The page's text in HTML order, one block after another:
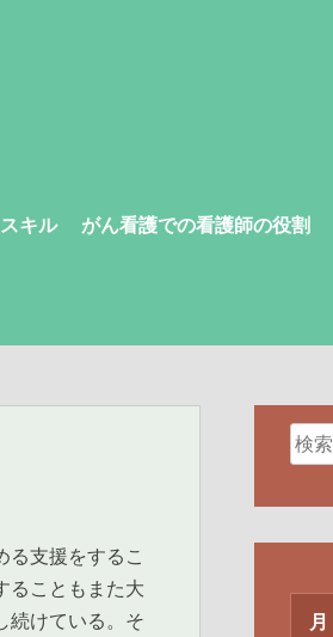
キル がん看護での看護師の役割
る支援をするこ
ることもまた大
続けている。そ
検
索:
月